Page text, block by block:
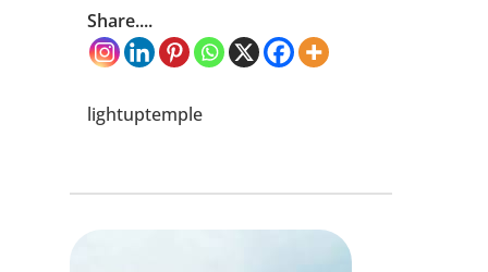
Share....
lightuptemple